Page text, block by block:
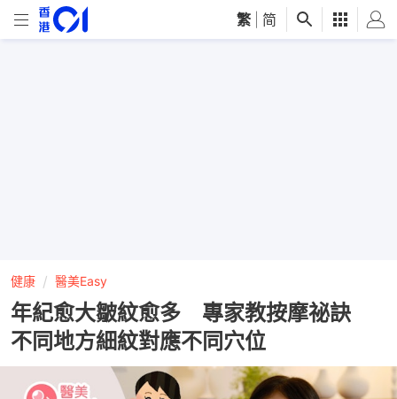
繁 简
健康 醫美Easy
年紀愈大皺紋愈多 專家教按摩祕訣
不同地方細紋對應不同穴位